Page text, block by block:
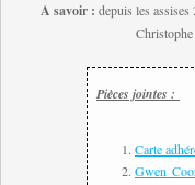
A savoir : depuis les
Pièces jointes :
Carte
Gwen